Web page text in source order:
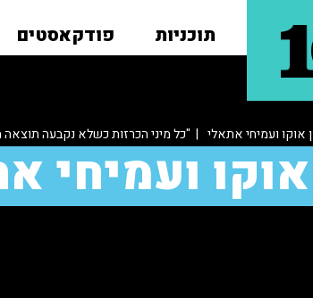
תוכניות פודקאסטים
אוקו ועמיחי אתאלי | "כל מיני הכרזות כשלא נקבעה
ועמיחי